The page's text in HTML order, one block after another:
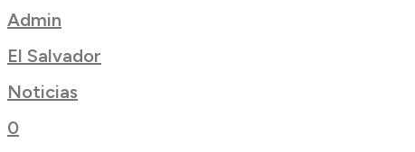
Admin
El Salvador
Noticias
0